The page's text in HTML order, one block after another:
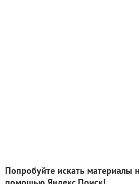
Попробуйте искать материалы